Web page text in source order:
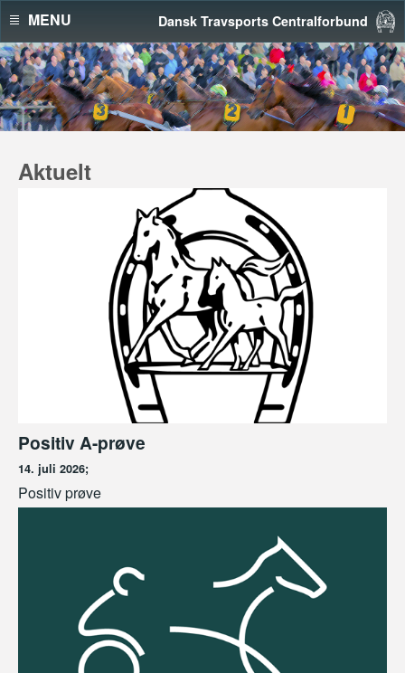
Dansk Travsports Centralforbund
MENU
Aktuelt
Positiv A-prøve
14. juli 2026;
Positiv prøve